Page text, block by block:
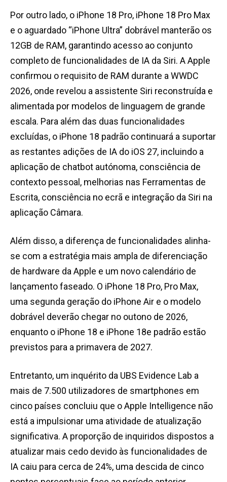
Por outro lado, o iPhone 18 Pro, iPhone 18 Pro Max
e o aguardado “iPhone Ultra” dobrável manterão os
12GB de RAM, garantindo acesso ao conjunto
completo de funcionalidades de IA da Siri. A Apple
confirmou o requisito de RAM durante a WWDC
2026, onde revelou a assistente Siri reconstruída e
alimentada por modelos de linguagem de grande
escala. Para além das duas funcionalidades
excluídas, o iPhone 18 padrão continuará a suportar
as restantes adições de IA do iOS 27, incluindo a
aplicação de chatbot autónoma, consciência de
contexto pessoal, melhorias nas Ferramentas de
Escrita, consciência no ecrã e integração da Siri na
aplicação Câmara.
Além disso, a diferença de funcionalidades alinha-
se com a estratégia mais ampla de diferenciação
de hardware da Apple e um novo calendário de
lançamento faseado. O iPhone 18 Pro, Pro Max,
uma segunda geração do iPhone Air e o modelo
dobrável deverão chegar no outono de 2026,
enquanto o iPhone 18 e iPhone 18e padrão estão
previstos para a primavera de 2027.
Entretanto, um inquérito da UBS Evidence Lab a
mais de 7.500 utilizadores de smartphones em
cinco países concluiu que o Apple Intelligence não
está a impulsionar uma atividade de atualização
significativa. A proporção de inquiridos dispostos a
atualizar mais cedo devido às funcionalidades de
IA caiu para cerca de 24%, uma descida de cinco